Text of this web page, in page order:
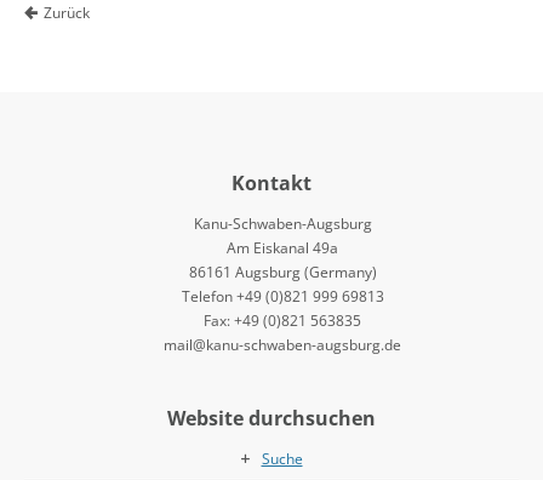
Zurück
Kontakt
Kanu-Schwaben-Augsburg
Am Eiskanal 49a
86161 Augsburg (Germany)
Telefon +49 (0)821 999 69813
Fax: +49 (0)821 563835
mail@kanu-schwaben-augsburg.de
Website durchsuchen
Suche